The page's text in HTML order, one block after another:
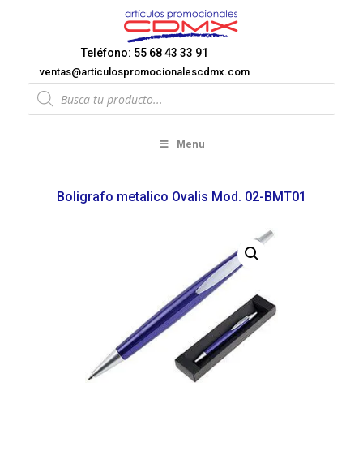
Teléfono: 55 68 43 33 91
ventas@articulospromocionalescdmx.com
Products
search
Menu
Boligrafo metalico Ovalis Mod. 02-BMT01